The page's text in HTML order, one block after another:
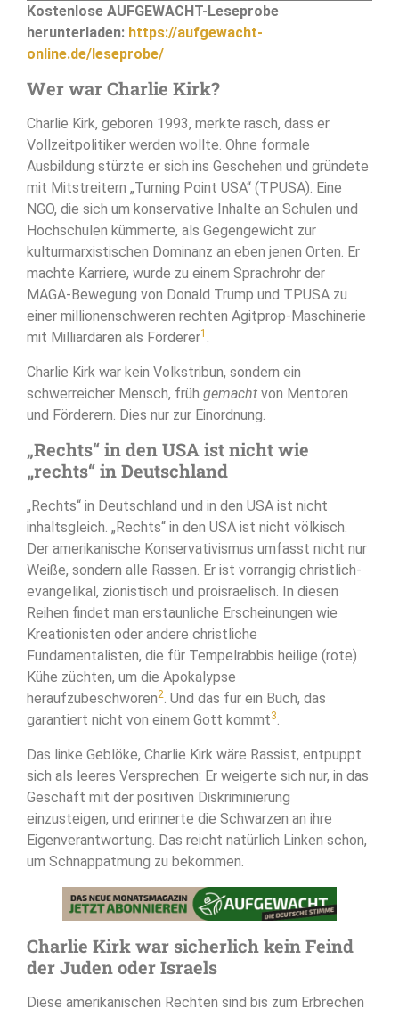
Kostenlose AUFGEWACHT-Leseprobe
herunterladen: https://aufgewacht-
online.de/leseprobe/
Wer war Charlie Kirk?
Charlie Kirk, geboren 1993, merkte rasch, dass er
Vollzeitpolitiker werden wollte. Ohne formale
Ausbildung stürzte er sich ins Geschehen und gründete
mit Mitstreitern „Turning Point USA“ (TPUSA). Eine
NGO, die sich um konservative Inhalte an Schulen und
Hochschulen kümmerte, als Gegengewicht zur
kulturmarxistischen Dominanz an eben jenen Orten. Er
machte Karriere, wurde zu einem Sprachrohr der
MAGA-Bewegung von Donald Trump und TPUSA zu
einer millionenschweren rechten Agitprop-Maschinerie
mit Milliardären als Förderer1 .
Charlie Kirk war kein Volkstribun, sondern ein
schwerreicher Mensch, früh gemacht von Mentoren
und Förderern. Dies nur zur Einordnung.
„Rechts“ in den USA ist nicht wie
„rechts“ in Deutschland
„Rechts“ in Deutschland und in den USA ist nicht
inhaltsgleich. „Rechts“ in den USA ist nicht völkisch.
Der amerikanische Konservativismus umfasst nicht nur
Weiße, sondern alle Rassen. Er ist vorrangig christlich-
evangelikal, zionistisch und proisraelisch. In diesen
Reihen findet man erstaunliche Erscheinungen wie
Kreationisten oder andere christliche
Fundamentalisten, die für Tempelrabbis heilige (rote)
Kühe züchten, um die Apokalypse
heraufzubeschwören2. Und das für ein Buch, das
garantiert nicht von einem Gott kommt3.
Das linke Geblöke, Charlie Kirk wäre Rassist, entpuppt
sich als leeres Versprechen: Er weigerte sich nur, in das
Geschäft mit der positiven Diskriminierung
einzusteigen, und erinnerte die Schwarzen an ihre
Eigenverantwortung. Das reicht natürlich Linken schon,
um Schnappatmung zu bekommen.
Charlie Kirk war sicherlich kein Feind
der Juden oder Israels
Diese amerikanischen Rechten sind bis zum Erbrechen